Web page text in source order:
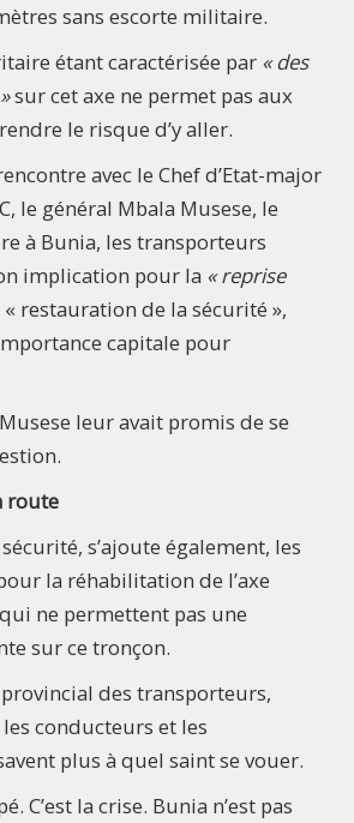
sans escorte militaire.
étant caractérisée par « des
sur cet axe ne permet pas aux
le risque d’y aller.
avec le Chef d’Etat-major
le général Mbala Musese, le
à Bunia, les transporteurs
implication pour la « reprise
restauration de la sécurité »,
capitale pour
leur avait promis de se
route
s’ajoute également, les
la réhabilitation de l’axe
ne permettent pas une
sur ce tronçon.
des transporteurs,
conducteurs et les
plus à quel saint se vouer.
C’est la crise. Bunia n’est pas